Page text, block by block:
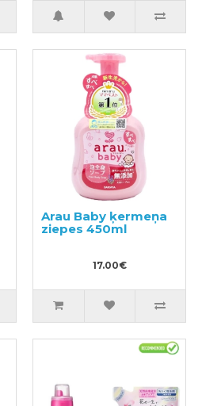
Arau Baby ķermeņa
ziepes 450ml
17.00€